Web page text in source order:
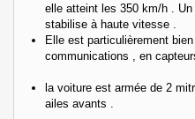
elle atteint les 350 km/h .
stabilise à haute vitesse .
Elle est particulièrement
communications , en
la voiture est armée de 2
ailes avants .